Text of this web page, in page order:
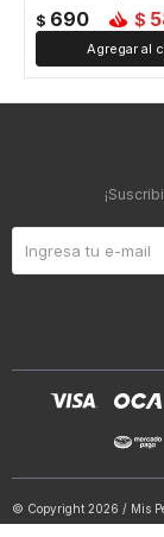
$ 690 $
© Copyright 2026 / Mis